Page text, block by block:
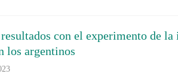
con el experimento de la
los argentinos